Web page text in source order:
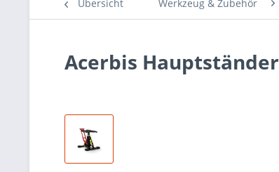
Übersicht Werkzeug & Zubehör
Acerbis Hauptständer